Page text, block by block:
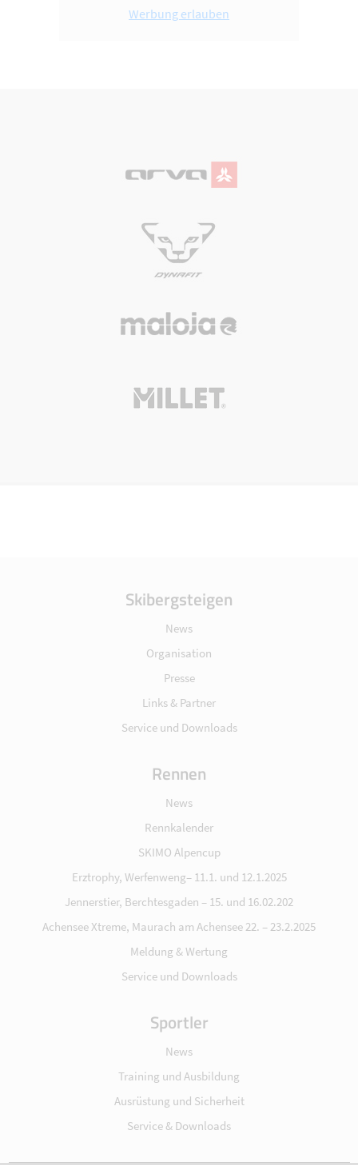
Werbung erlauben
Skibergsteigen
News
Organisation
Presse
Links & Partner
Service und Downloads
Rennen
News
Rennkalender
SKIMO Alpencup
Erztrophy, Werfenweng– 11.1. und 12.1.2025
Jennerstier, Berchtesgaden – 15. und 16.02.202
Achensee Xtreme, Maurach am Achensee 22. – 23.2.2025
Meldung & Wertung
Service und Downloads
Sportler
News
Training und Ausbildung
Ausrüstung und Sicherheit
Service & Downloads